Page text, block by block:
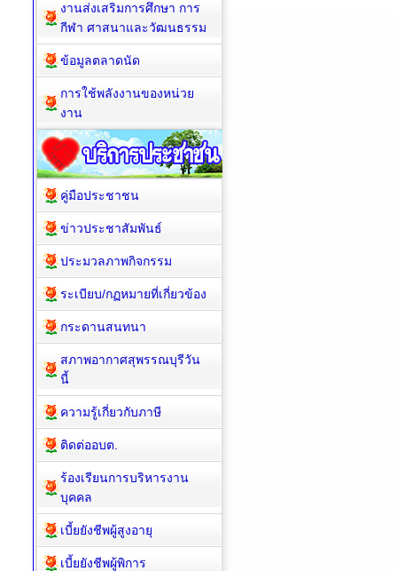
งานส่งเสริมการศึกษา การ
กีฬา ศาสนาและวัฒนธรรม
ข้อมูลตลาดนัด
การใช้พลังงานของหน่วย
งาน
คู่มือประชาชน
ข่าวประชาสัมพันธ์
ประมวลภาพกิจกรรม
ระเบียบ/กฏหมายที่เกี่ยวข้อง
กระดานสนทนา
สภาพอากาศสุพรรณบุรีวัน
นี้
ความรู้เกี่ยวกับภาษี
ติดต่ออบต.
ร้องเรียนการบริหารงาน
บุคคล
เบี้ยยังชีพผู้สูงอายุ
เบี้ยยังชีพผู้พิการ